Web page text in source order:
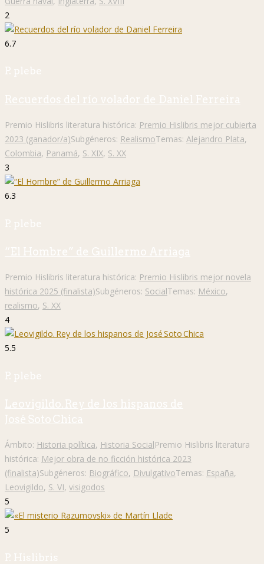
2
6.7
P. plebe
Recuerdos del río volador de Daniel Ferreira
Premio Hislibris literatura histórica: Premio Hislibris mejor cubierta
2023 (ganador/a)Subgéneros: RealismoTemas: Alejandro Plata,
Colombia, Panamá, S. XIX, S. XX
3
6.3
P. plebe
“El Hombre” de Guillermo Arriaga
Premio Hislibris literatura histórica: Premio Hislibris mejor novela
histórica 2025 (finalista)Subgéneros: SocialTemas: México,
realismo, S. XX
4
5.5
P. plebe
Leovigildo. Rey de los hispanos de
José Soto Chica
Ámbito: Historia política, Historia SocialPremio Hislibris literatura
histórica: Mejor obra de no ficción histórica 2023
(finalista)Subgéneros: Biográfico, DivulgativoTemas: España,
Leovigildo, S. VI, visigodos
5
5
P. Hislibris